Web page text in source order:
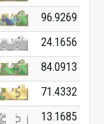
96.9269
24.1656
84.0913
71.4332
13.1685